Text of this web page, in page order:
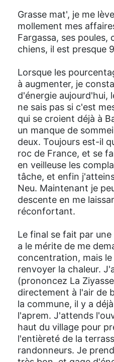
Grasse mat', je me
mollement mes
Fargassa, ses poules,
chiens, il est presque
Lorsque les
à augmenter, je
d'énergie aujourd'hui,
ne sais pas si c'est
qui se croient déjà à
un manque de
deux. Toujours est-il
roc de France, et se
en veilleuse les
tâche, et enfin
Neu. Maintenant je
descente en me
réconfortant.
Le final se fait par
a le mérite de me
concentration, mais
renvoyer la chaleur.
(prononcez La
directement à l'air de
la commune, il y a
l'aprem. J'attends
haut du village pour
l'entièreté de la
randonneurs. Je